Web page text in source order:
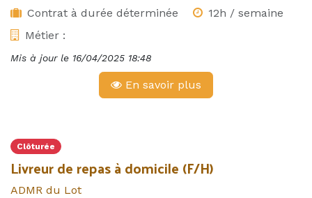
Contrat à durée déterminée
12h / semaine
Métier :
Mis à jour le 16/04/2025 18:48
En savoir plus
Clôturée
Livreur de repas à domicile (F/H)
ADMR du Lot